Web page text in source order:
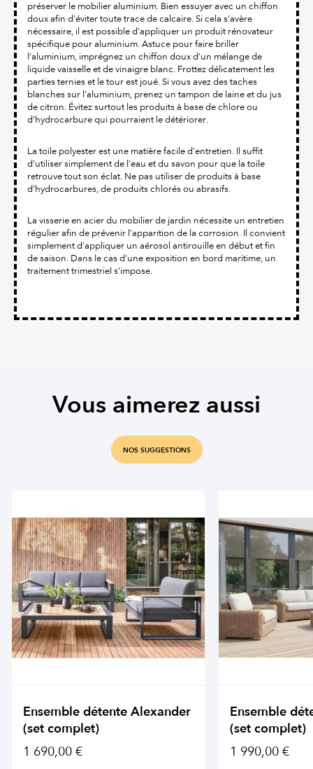
préserver le mobilier aluminium. Bien essuyer avec un chiffon
doux afin d’éviter toute trace de calcaire. Si cela s’avère
nécessaire, il est possible d’appliquer un produit rénovateur
spécifique pour aluminium. Astuce pour faire briller
l’aluminium, imprégnez un chiffon doux d’un mélange de
liquide vaisselle et de vinaigre blanc. Frottez délicatement les
parties ternies et le tour est joué. Si vous avez des taches
blanches sur l’aluminium, prenez un tampon de laine et du jus
de citron. Évitez surtout les produits à base de chlore ou
d’hydrocarbure qui pourraient le détériorer.
La toile polyester est une matière facile d’entretien. Il suffit
d’utiliser simplement de l’eau et du savon pour que la toile
retrouve tout son éclat. Ne pas utiliser de produits à base
d’hydrocarbures, de produits chlorés ou abrasifs.
La visserie en acier du mobilier de jardin nécessite un entretien
régulier afin de prévenir l’apparition de la corrosion. Il convient
simplement d’appliquer un aérosol antirouille en début et fin
de saison. Dans le cas d’une exposition en bord maritime, un
traitement trimestriel s’impose.
Vous aimerez aussi
NOS SUGGESTIONS
Ensemble détente Alexander
(set complet)
1 690,00 €
Ensemble
(set complet)
1 990,00 €